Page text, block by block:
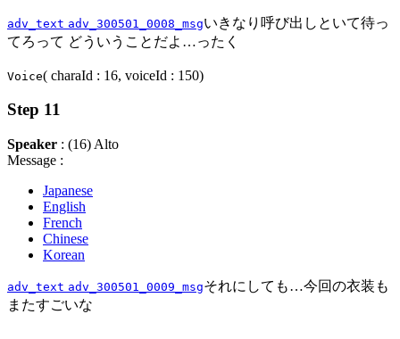
adv_text adv_300501_0008_msgいきなり呼び出しといて待っ
てろって どういうことだよ…ったく
Voice( charaId : 16, voiceId : 150)
Step 11
Speaker : (16) Alto
Message :
Japanese
English
French
Chinese
Korean
adv_text adv_300501_0009_msgそれにしても…今回の衣装も
またすごいな